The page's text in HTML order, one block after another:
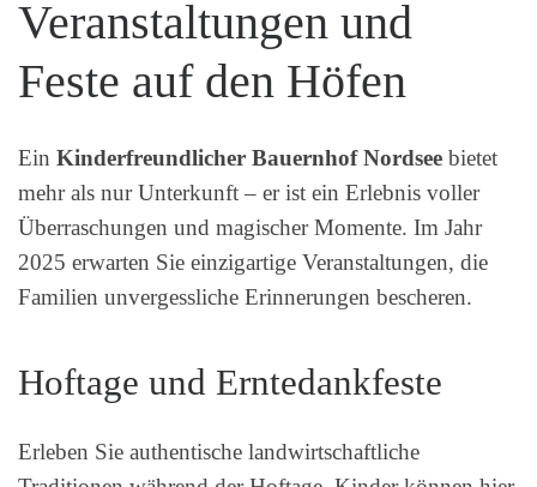
Veranstaltungen und
Feste auf den Höfen
Ein Kinderfreundlicher Bauernhof Nordsee bietet
mehr als nur Unterkunft – er ist ein Erlebnis voller
Überraschungen und magischer Momente. Im Jahr
2025 erwarten Sie einzigartige Veranstaltungen, die
Familien unvergessliche Erinnerungen bescheren.
Hoftage und Erntedankfeste
Erleben Sie authentische landwirtschaftliche